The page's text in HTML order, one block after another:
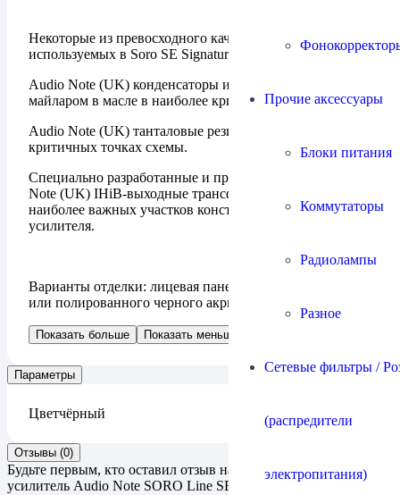
Прочие аксессуары
Блоки питания
Коммутаторы
Радиолампы
Разное
Сетевые фильтры /
(распредители
электропитания)
Некоторые из превосходного качества компонентов,
используемых в Soro SE Signature:
Audio Note (UK) конденсаторы из медной фольги с
майларом в масле в наиболее критичных точках схемы.
Audio Note (UK) танталовые резисторы в наиболее
критичных точках схемы.
Специально разработанные и производимые Audio
Note (UK) IHiB-выходные трансформаторы — один из
наиболее важных участков конструкции лампового
усилителя.
Варианты отделки: лицевая панель матового алюминия
или полированного черного акрила.
Показать больше Показать меньше
Параметры
Цветчёрный
Отзывы (0)
Будьте первым, кто оставил отзыв на “Интегральный
усилитель Audio Note SORO Line SE”